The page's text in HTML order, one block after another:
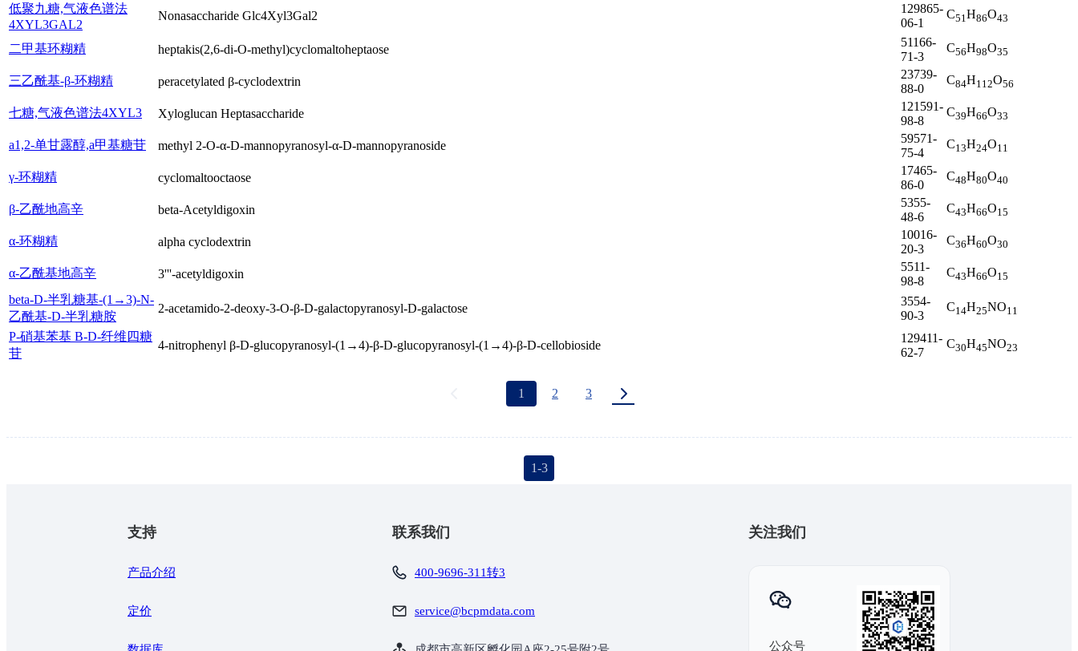
低聚九糖,气液色谱法
4XYL3GAL2
Nonasaccharide Glc4Xyl3Gal2
129865-
06-1
C51 H86O43
二甲基环糊精 heptakis(2,6-di-O-methyl)cyclomaltoheptaose
51166-
71-3
C56H98O35
三乙酰基-β-环糊精 peracetylated β-cyclodextrin
23739-
88-0
C84H112O56
七糖,气液色谱法4XYL3 Xyloglucan Heptasaccharide
121591-
98-8
C39H66O33
а1,2-单甘露醇,а甲基糖苷 methyl 2-O-α-D-mannopyranosyl-α-D-mannopyranoside
59571-
75-4
C13H24O11
γ-环糊精 cyclomaltooctaose
17465-
86-0
C48H80O40
β-乙酰地高辛 beta-Acetyldigoxin
5355-
48-6
C43H66O15
α-环糊精 alpha cyclodextrin
10016-
20-3
C36H60O30
α-乙酰基地高辛 3'''-acetyldigoxin
5511-
98-8
C43H66O15
beta-D-半乳糖基-(1→3)-N-
乙酰基-D-半乳糖胺
2-acetamido-2-deoxy-3-O-β-D-galactopyranosyl-D-galactose
3554-
90-3
C14H25NO11
P-硝基苯基 B-D-纤维四糖
苷
4-nitrophenyl β-D-glucopyranosyl-(1→4)-β-D-glucopyranosyl-(1→4)-β-D-cellobioside
129411-
62-7
C30H45NO23
1 2 3
1-3
支持
产品介绍
定价
联系我们
400-9696-311转3
service@bcpmdata.com
关注我们
公众号